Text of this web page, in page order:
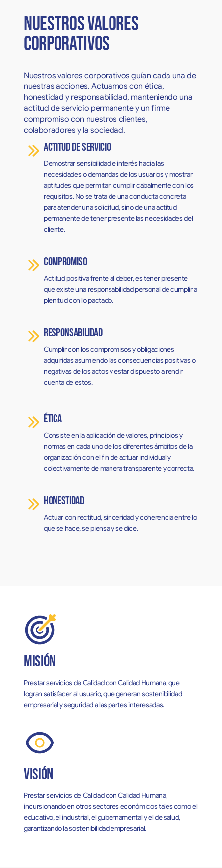
NUESTROS VALORES
CORPORATIVOS
Nuestros valores corporativos guían cada una de
nuestras acciones. Actuamos con ética,
honestidad y responsabilidad, manteniendo una
actitud de servicio permanente y un firme
compromiso con nuestros clientes,
colaboradores y la sociedad.
Actitud de servicio
Demostrar sensibilidad e interés hacia las
necesidades o demandas de los usuarios y mostrar
aptitudes que permitan cumplir cabalmente con los
requisitos. No se trata de una conducta concreta
para atender una solicitud, sino de una actitud
permanente de tener presente las necesidades del
cliente.
Compromiso
Actitud positiva frente al deber, es tener presente
que existe una responsabilidad personal de cumplir a
plenitud con lo pactado.
Responsabilidad
Cumplir con los compromisos y obligaciones
adquiridas asumiendo las consecuencias positivas o
negativas de los actos y estar dispuesto a rendir
cuenta de estos.
Ética
Consiste en la aplicación de valores, principios y
normas en cada uno de los diferentes ámbitos de la
organización con el fin de actuar individual y
colectivamente de manera transparente y correcta.
Honestidad
Actuar con rectitud, sinceridad y coherencia entre lo
que se hace, se piensa y se dice.
Misión
Prestar servicios de Calidad con Calidad Humana, que
logran satisfacer al usuario, que generan sostenibilidad
empresarial y seguridad a las partes interesadas.
Visión
Prestar servicios de Calidad con Calidad Humana,
incursionando en otros sectores económicos tales como el
educativo, el industrial, el gubernamental y el de salud,
garantizando la sostenibilidad empresarial.